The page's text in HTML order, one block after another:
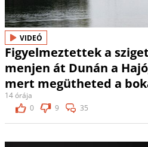
VIDEÓ
Figyelmeztettek a
menjen át Dunán a
mert megütheted a
14 órája
0
9 35